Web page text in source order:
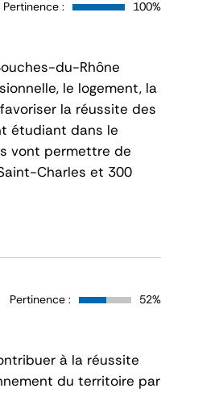
Pertinence : 100%
du-Rhône
le logement, la
la réussite des
étudiant dans le
vont permettre de
Charles et 300
Pertinence : 52%
à la réussite
du territoire par